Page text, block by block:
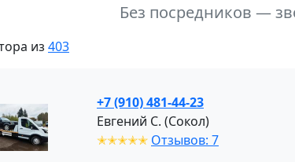
Без посредников —
из 403
+7 (910) 481-44-23
Евгений С. (Сокол)
✭✭✭✭✭ Отзывов: 7